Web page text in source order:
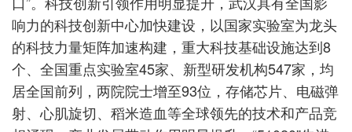
响力的科技创新中心加快建设，以国家实验室为龙头
的科技力量矩阵加速构建，重大科技基础设施达到8
个、全国重点实验室45家、新型研发机构547家，均
居全国前列，两院院士增至93位，存储芯片、电磁弹
射、心肌旋切、稻米造血等全球领先的技术和产品竞